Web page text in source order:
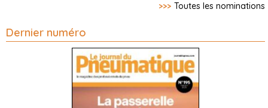
>>> Toutes les nominations
Dernier numéro